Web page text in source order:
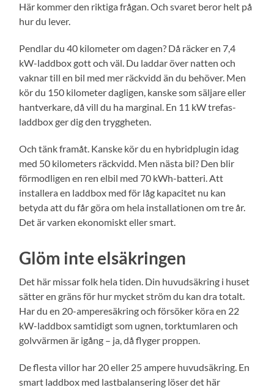
Här kommer den riktiga frågan. Och svaret beror helt på
hur du lever.
Pendlar du 40 kilometer om dagen? Då räcker en 7,4
kW-laddbox gott och väl. Du laddar över natten och
vaknar till en bil med mer räckvidd än du behöver. Men
kör du 150 kilometer dagligen, kanske som säljare eller
hantverkare, då vill du ha marginal. En 11 kW trefas-
laddbox ger dig den tryggheten.
Och tänk framåt. Kanske kör du en hybridplugin idag
med 50 kilometers räckvidd. Men nästa bil? Den blir
förmodligen en ren elbil med 70 kWh-batteri. Att
installera en laddbox med för låg kapacitet nu kan
betyda att du får göra om hela installationen om tre år.
Det är varken ekonomiskt eller smart.
Glöm inte elsäkringen
Det här missar folk hela tiden. Din huvudsäkring i huset
sätter en gräns för hur mycket ström du kan dra totalt.
Har du en 20-amperesäkring och försöker köra en 22
kW-laddbox samtidigt som ugnen, torktumlaren och
golvvärmen är igång – ja, då flyger proppen.
De flesta villor har 20 eller 25 ampere huvudsäkring. En
smart laddbox med lastbalansering löser det här